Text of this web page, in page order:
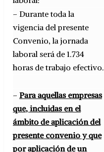
– Durante toda la
vigencia del presente
Convenio, la jornada
laboral será de 1.734
horas de trabajo efectivo.
– Para aquellas empresas
que, incluidas en el
ámbito de aplicación del
presente convenio y que
por aplicación de un